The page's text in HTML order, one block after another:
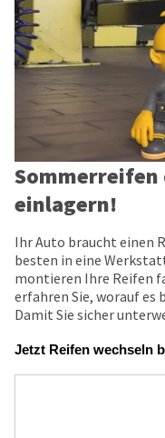
einlagern!
Ihr Auto braucht einen
besten in eine
montieren Ihre Reifen
erfahren Sie, worauf
Damit Sie sicher
Jetzt Reifen wechseln